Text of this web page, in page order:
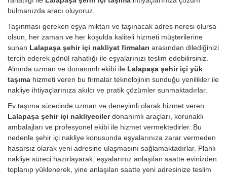
bulmanızda aracı oluyoruz.
Taşınması gereken eşya miktarı ve taşınacak adres neresi olursa
olsun, her zaman ve her koşulda kaliteli hizmeti müşterilerine
sunan Lalapaşa şehir içi nakliyat firmaları arasından dilediğinizi
tercih ederek gönül rahatlığı ile eşyalarınızı teslim edebilirsiniz.
Alnında uzman ve donanımlı ekibi ile Lalapaşa şehir içi yük
taşıma hizmeti veren bu firmalar teknolojinin sunduğu yenilikler ile
nakliye ihtiyaçlarınıza akılcı ve pratik çözümler sunmaktadırlar.
Ev taşıma sürecinde uzman ve deneyimli olarak hizmet veren
Lalapaşa şehir içi nakliyecilerdonanımlı araçları, korunaklı
ambalajları ve profesyonel ekibi ile hizmet vermektedirler. Bu
nedenle şehir içi nakliye konusunda eşyalarınıza zarar vermeden
hasarsız olarak yeni adresine ulaşmasını sağlamaktadırlar. Planlı
nakliye süreci hazırlayarak, eşyalarınız anlaşılan saatte evinizden
toplanıp yüklenerek, yine anlaşılan saatte yeni adresinize teslim